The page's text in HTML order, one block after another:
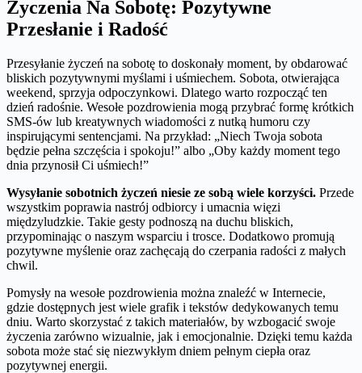
Życzenia Na Sobotę: Pozytywne
Przesłanie i Radość
Przesyłanie życzeń na sobotę to doskonały moment, by obdarować
bliskich pozytywnymi myślami i uśmiechem. Sobota, otwierająca
weekend, sprzyja odpoczynkowi. Dlatego warto rozpocząć ten
dzień radośnie. Wesołe pozdrowienia mogą przybrać formę krótkich
SMS-ów lub kreatywnych wiadomości z nutką humoru czy
inspirującymi sentencjami. Na przykład: „Niech Twoja sobota
będzie pełna szczęścia i spokoju!” albo „Oby każdy moment tego
dnia przynosił Ci uśmiech!”
Wysyłanie sobotnich życzeń niesie ze sobą wiele korzyści. Przede
wszystkim poprawia nastrój odbiorcy i umacnia więzi
międzyludzkie. Takie gesty podnoszą na duchu bliskich,
przypominając o naszym wsparciu i trosce. Dodatkowo promują
pozytywne myślenie oraz zachęcają do czerpania radości z małych
chwil.
Pomysły na wesołe pozdrowienia można znaleźć w Internecie,
gdzie dostępnych jest wiele grafik i tekstów dedykowanych temu
dniu. Warto skorzystać z takich materiałów, by wzbogacić swoje
życzenia zarówno wizualnie, jak i emocjonalnie. Dzięki temu każda
sobota może stać się niezwykłym dniem pełnym ciepła oraz
pozytywnej energii.